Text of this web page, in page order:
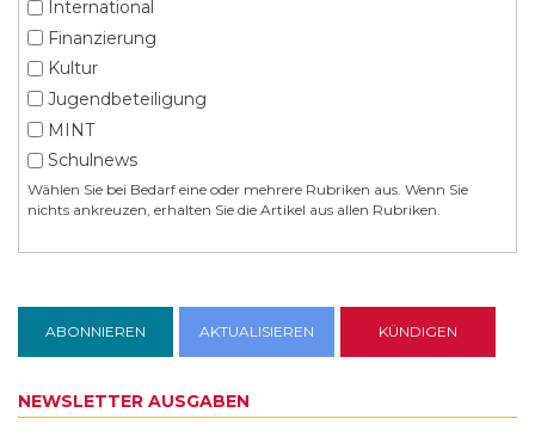
International
Finanzierung
Kultur
Jugendbeteiligung
MINT
Schulnews
Wählen Sie bei Bedarf eine oder mehrere Rubriken aus. Wenn Sie
nichts ankreuzen, erhalten Sie die Artikel aus allen Rubriken.
NEWSLETTER AUSGABEN